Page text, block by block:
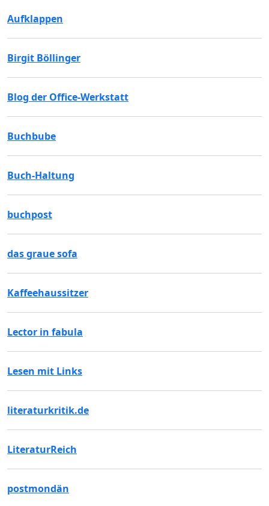
Aufklappen
Birgit Böllinger
Blog der Office-Werkstatt
Buchbube
Buch-Haltung
buchpost
das graue sofa
Kaffeehaussitzer
Lector in fabula
Lesen mit Links
literaturkritik.de
LiteraturReich
postmondän